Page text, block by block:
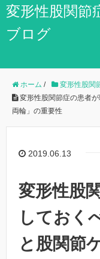
変形性股関節
ブログ
ホーム / 変形性股関
変形性股関節症の患者
両輪」の重要性
2019.06.13
変形性股
しておく
と股関節